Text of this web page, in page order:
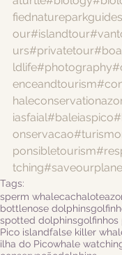
fiednatureparkguides
our#islandtour
urs#privatetour
ldlife#photography
enceandtourism
iasfaial#baleiaspico
onservacao
ponsibletourism
tching
Tags:
sperm whalecachalote
bottlenose dolphins
spotted dolphinsgolfinhos
Pico islandfalse killer
ilha do Picowhale